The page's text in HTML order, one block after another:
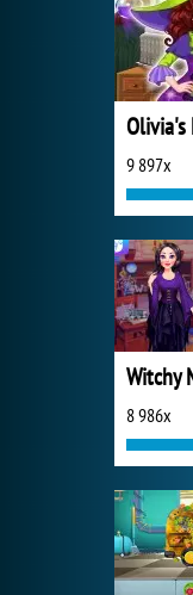
9 897x
8 986x